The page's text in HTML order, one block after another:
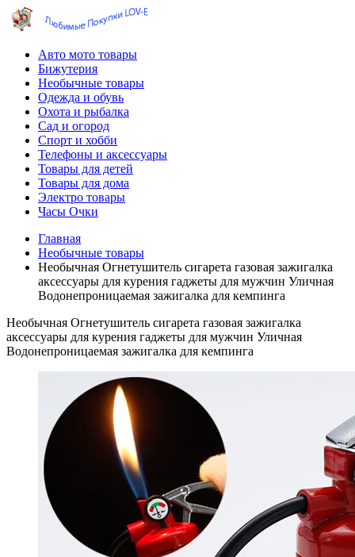
Авто мото товары
Бижутерия
Необычные товары
Одежда и обувь
Охота и рыбалка
Сад и огород
Спорт и хобби
Телефоны и аксессуары
Товары для детей
Товары для дома
Электро товары
Часы Очки
Главная
Необычные товары
Необычная Огнетушитель сигарета газовая зажигалка
аксессуары для курения гаджеты для мужчин Уличная
Водонепроницаемая зажигалка для кемпинга
Необычная Огнетушитель сигарета газовая зажигалка
аксессуары для курения гаджеты для мужчин Уличная
Водонепроницаемая зажигалка для кемпинга